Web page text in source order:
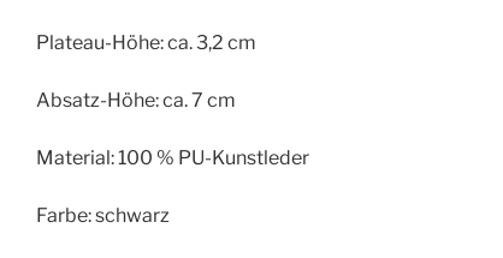
Plateau-Höhe: ca. 3,2 cm
Absatz-Höhe: ca. 7 cm
Material: 100 % PU-Kunstleder
Farbe: schwarz